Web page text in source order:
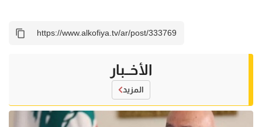
الأخــبار
المزيد